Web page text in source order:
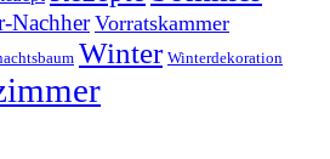
Nachher Vorratskammer
Winter Winterdekoration